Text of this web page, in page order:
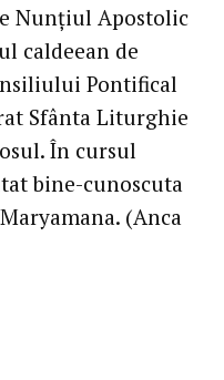
Nunțiul Apostolic
caldeean de
Pontifical
Sfânta Liturghie
În cursul
bine-cunoscuta
(Anca